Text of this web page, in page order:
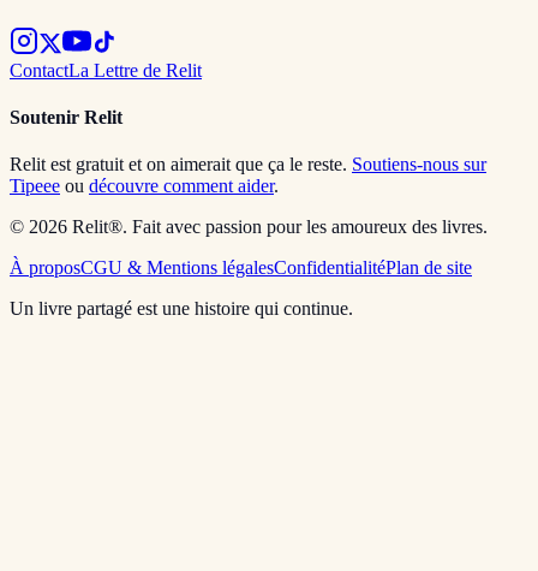
ContactLa Lettre de Relit
Soutenir Relit
Relit est gratuit et on aimerait que ça le reste. Soutiens-nous sur
Tipeee ou découvre comment aider.
© 2026 Relit®. Fait avec passion pour les amoureux des livres.
À proposCGU & Mentions légalesConfidentialitéPlan de site
Un livre partagé est une histoire qui continue.